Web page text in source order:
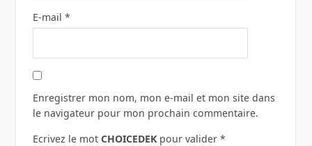
E-mail *
Enregistrer mon nom, mon e-mail et mon site dans
le navigateur pour mon prochain commentaire.
Ecrivez le mot CHOICEDEKpour valider *